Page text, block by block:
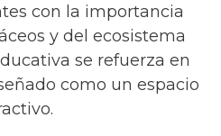
con la importancia
y del ecosistema
se refuerza en
como un espacio